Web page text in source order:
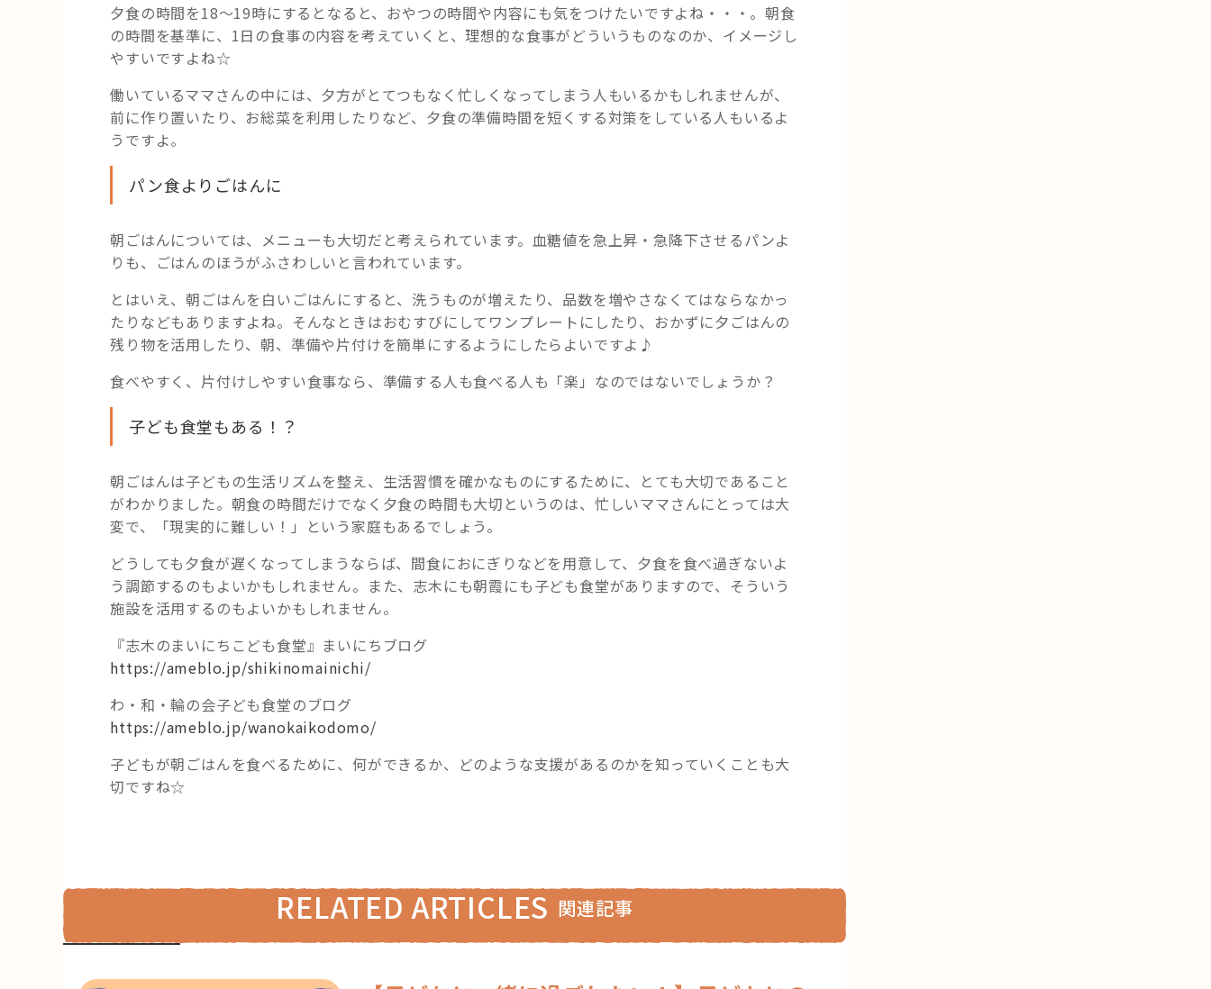
夕食の時間を18～19時にするとなると、おやつの時間や内容にも気をつけたいですよね・・・。朝食
の時間を基準に、1日の食事の内容を考えていくと、理想的な食事がどういうものなのか、イメージし
やすいですよね☆
働いているママさんの中には、夕方がとてつもなく忙しくなってしまう人もいるかもしれませんが、
前に作り置いたり、お総菜を利用したりなど、夕食の準備時間を短くする対策をしている人もいるよ
うですよ。
パン食よりごはんに
朝ごはんについては、メニューも大切だと考えられています。血糖値を急上昇・急降下させるパンよ
りも、ごはんのほうがふさわしいと言われています。
とはいえ、朝ごはんを白いごはんにすると、洗うものが増えたり、品数を増やさなくてはならなかっ
たりなどもありますよね。そんなときはおむすびにしてワンプレートにしたり、おかずに夕ごはんの
残り物を活用したり、朝、準備や片付けを簡単にするようにしたらよいですよ♪
食べやすく、片付けしやすい食事なら、準備する人も食べる人も「楽」なのではないでしょうか？
子ども食堂もある！？
朝ごはんは子どもの生活リズムを整え、生活習慣を確かなものにするために、とても大切であること
がわかりました。朝食の時間だけでなく夕食の時間も大切というのは、忙しいママさんにとっては大
変で、「現実的に難しい！」という家庭もあるでしょう。
どうしても夕食が遅くなってしまうならば、間食におにぎりなどを用意して、夕食を食べ過ぎないよ
う調節するのもよいかもしれません。また、志木にも朝霞にも子ども食堂がありますので、そういう
施設を活用するのもよいかもしれません。
『志木のまいにちこども食堂』まいにちブログ
https://ameblo.jp/shikinomainichi/
わ・和・輪の会子ども食堂のブログ
https://ameblo.jp/wanokaikodomo/
子どもが朝ごはんを食べるために、何ができるか、どのような支援があるのかを知っていくことも大
切ですね☆
RELATED ARTICLES 関連記事